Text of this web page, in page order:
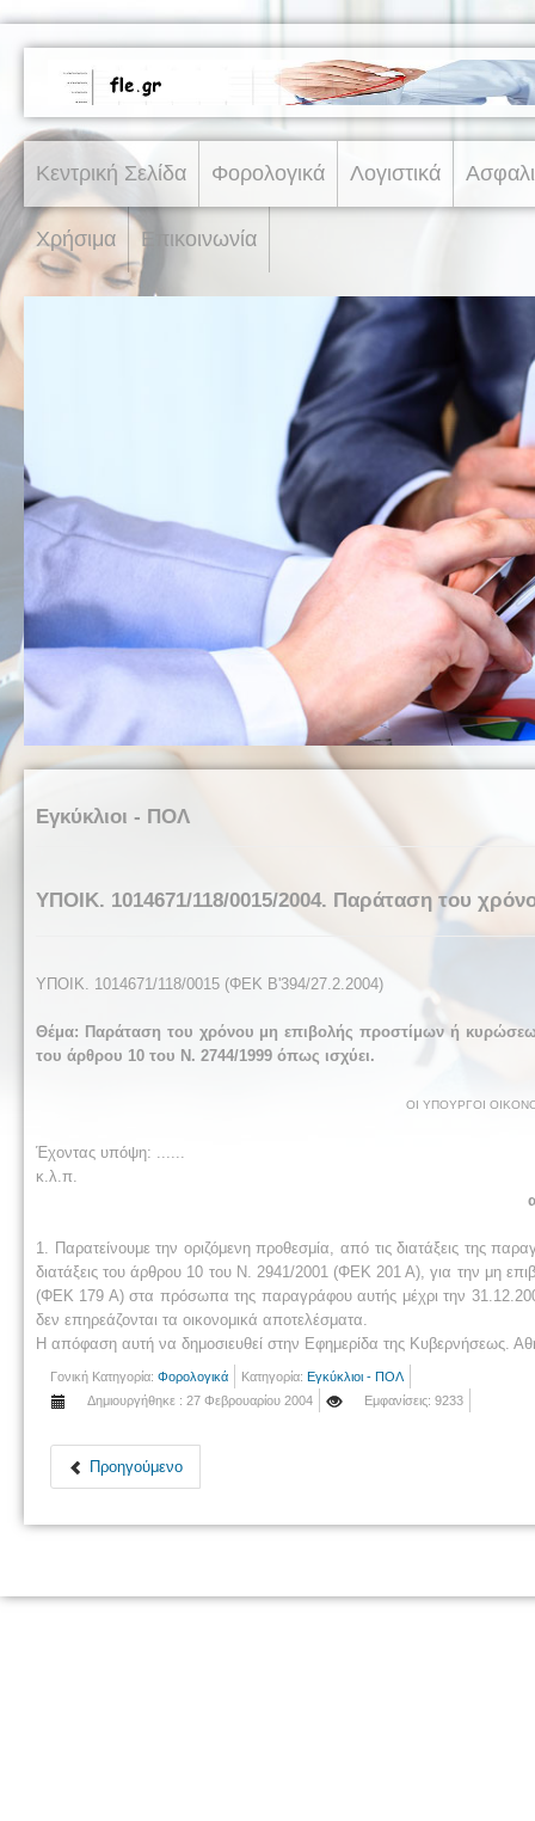
Κεντρική Σελίδα Φορολογικά Λογιστικά
Χρήσιμα Επικοινωνία
Εγκύκλιοι - ΠΟΛ
ΥΠΟΙΚ. 1014671/118/0015/2004. Παράταση του
ΥΠΟΙΚ. 1014671/118/0015 (ΦΕΚ Β'394/27.2.2004)
Θέμα: Παράταση του χρόνου μη επιβολής προστίμων ή
του άρθρου 10 του Ν. 2744/1999 όπως ισχύει.
ΟI ΥΠΟΥΡΓΟI
Έχοντας υπόψη:
κ.λ.π.
1. Παρατείνουμε την οριζόμενη προθεσμία, από τις διατάξεις της
διατάξεις του άρθρου 10 του Ν. 2941/2001 (ΦΕΚ 201 Α), για την μη
(ΦΕΚ 179 Α) στα πρόσωπα της παραγράφου αυτής μέχρι την
δεν επηρεάζονται τα οικονομικά αποτελέσματα.
Η απόφαση αυτή να δημοσιευθεί στην Εφημερίδα της Κυβερνήσεως.
Γονική Κατηγορία: Φορολογικά Κατηγορία: Εγκύκλιοι - ΠΟΛ
Δημιουργήθηκε : 27 Φεβρουαρίου 2004
Εμφανίσεις: 9233
Προηγούμενο